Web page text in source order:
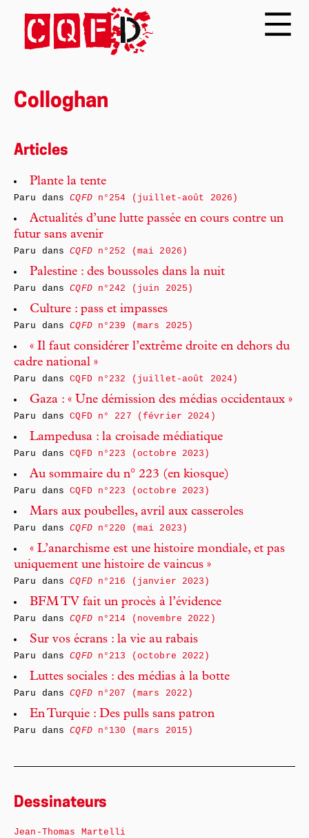
Colloghan
Articles
Plante la tente
Paru dansCQFDn°254 (juillet-août 2026)
Actualités d’une lutte passée en cours contre un
futur sans avenir
Paru dansCQFDn°252 (mai 2026)
Palestine : des boussoles dans la nuit
Paru dansCQFDn°242 (juin 2025)
Culture : pass et impasses
Paru dansCQFDn°239 (mars 2025)
« Il faut considérer l’extrême droite en dehors du
cadre national »
Paru dansCQFD n°232 (juillet-août 2024)
Gaza : « Une démission des médias occidentaux »
Paru dansCQFD n° 227 (février 2024)
Lampedusa : la croisade médiatique
Paru dansCQFD n°223 (octobre 2023)
Au sommaire du n° 223 (en kiosque)
Paru dansCQFD n°223 (octobre 2023)
Mars aux poubelles, avril aux casseroles
Paru dansCQFDn°220 (mai 2023)
« L’anarchisme est une histoire mondiale, et pas
uniquement une histoire de vaincus »
Paru dansCQFDn°216 (janvier 2023)
BFM TV fait un procès à l’évidence
Paru dansCQFDn°214 (novembre 2022)
Sur vos écrans : la vie au rabais
Paru dansCQFDn°213 (octobre 2022)
Luttes sociales : des médias à la botte
Paru dansCQFDn°207 (mars 2022)
En Turquie : Des pulls sans patron
Paru dansCQFDn°130 (mars 2015)
Dessinateurs
Jean-Thomas Martelli